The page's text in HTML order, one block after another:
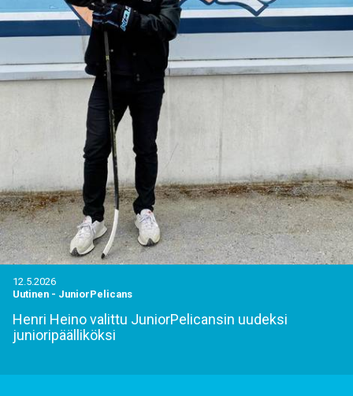
12.5.2026
Uutinen - JuniorPelicans
Henri Heino valittu JuniorPelicansin uudeksi
junioripäälliköksi